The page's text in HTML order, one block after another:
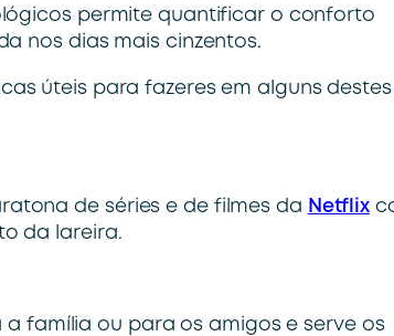
permite quantificar o conforto
nos dias mais cinzentos.
úteis para fazeres em alguns destes
de séries e de filmes da Netflix
da lareira.
a família ou para os amigos e serve os